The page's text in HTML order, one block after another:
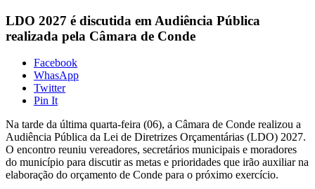
LDO 2027 é discutida em Audiência Pública
realizada pela Câmara de Conde
Facebook
WhasApp
Twitter
Pin It
Na tarde da última quarta-feira (06), a Câmara de Conde realizou a
Audiência Pública da Lei de Diretrizes Orçamentárias (LDO) 2027.
O encontro reuniu vereadores, secretários municipais e moradores
do município para discutir as metas e prioridades que irão auxiliar na
elaboração do orçamento de Conde para o próximo exercício.